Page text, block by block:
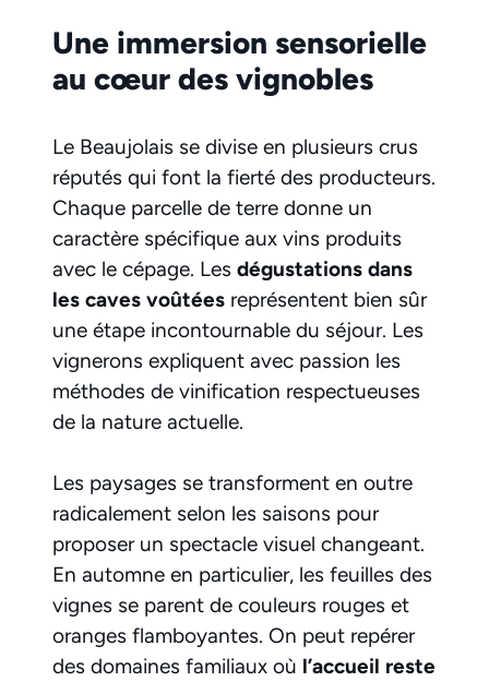
Une immersion sensorielle
au cœur des vignobles
Le Beaujolais se divise en plusieurs crus
réputés qui font la fierté des producteurs.
Chaque parcelle de terre donne un
caractère spécifique aux vins produits
avec le cépage. Les dégustations dans
les caves voûtées représentent bien sûr
une étape incontournable du séjour. Les
vignerons expliquent avec passion les
méthodes de vinification respectueuses
de la nature actuelle.
Les paysages se transforment en outre
radicalement selon les saisons pour
proposer un spectacle visuel changeant.
En automne en particulier, les feuilles des
vignes se parent de couleurs rouges et
oranges flamboyantes. On peut repérer
des domaines familiaux où l’accueil reste